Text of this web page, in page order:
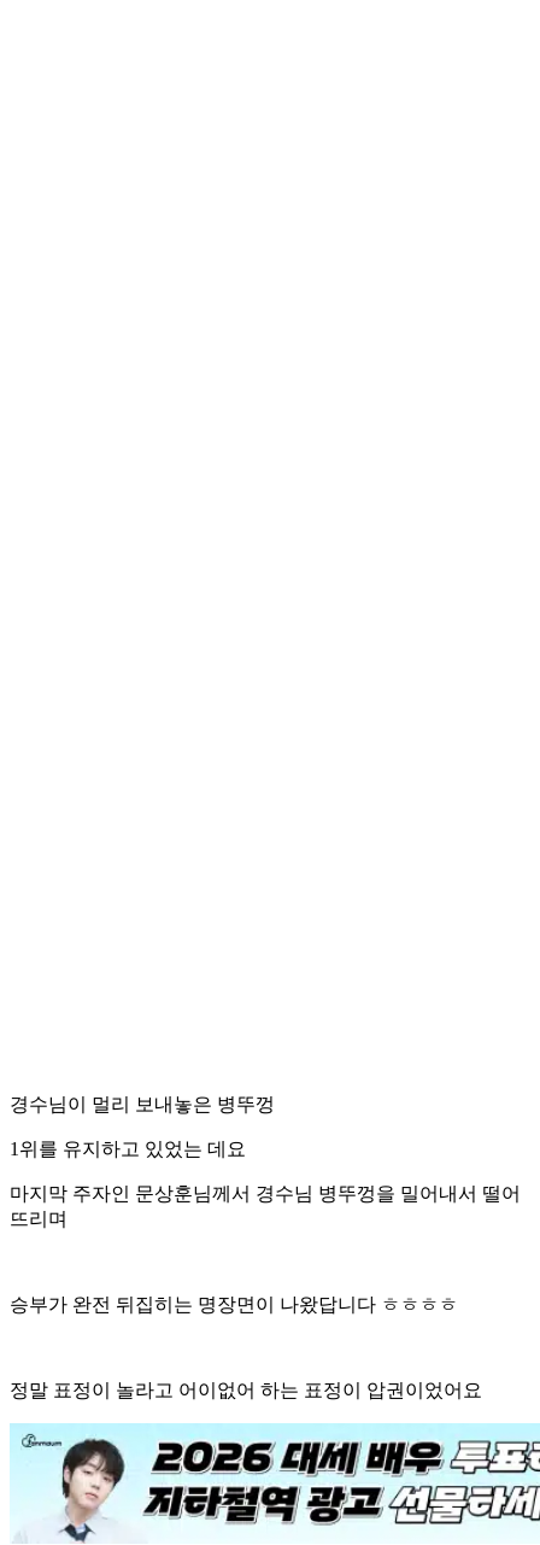
경수님이 멀리 보내놓은 병뚜껑
1위를 유지하고 있었는 데요
마지막 주자인 문상훈님께서 경수님 병뚜껑을 밀어내서 떨어
뜨리며
승부가 완전 뒤집히는 명장면이 나왔답니다 ㅎㅎㅎㅎ
정말 표정이 놀라고 어이없어 하는 표정이 압권이었어요